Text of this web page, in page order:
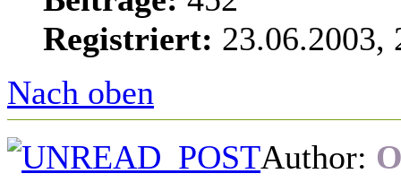
Registriert: 23.06.2003,
Nach oben
Author: